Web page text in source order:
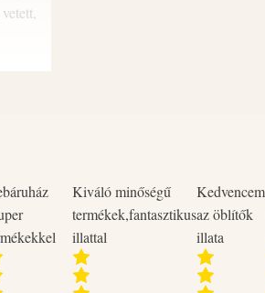
Kiváló minőségű
termékek,fantasztikus
illattal
Kedvencem
az öblítők
illata